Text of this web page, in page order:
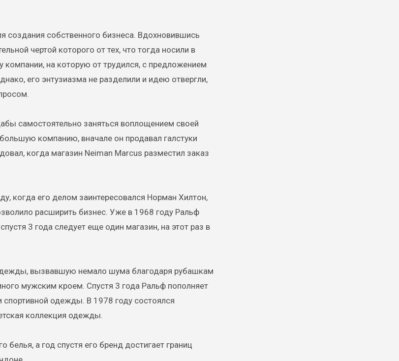
создания собственного бизнеса. Вдохновившись
чертой которого от тех, что тогда носили в
компании, на которую от трудился, с предложением
его энтузиазма не разделили и идею отвергли,
самостоятельно заняться воплощением своей
компанию, вначале он продавал галстуки
когда магазин Neiman Marcus разместил заказ
когда его делом заинтересовался Норман Хилтон,
расширить бизнес. Уже в 1968 году Ральф
спустя 3 года следует еще один магазин, на этот раз в
вызвавшую немало шума благодаря рубашкам
мужским кроем. Спустя 3 года Ральф пополняет
одежды. В 1978 году состоялся
коллекция одежды.
а год спустя его бренд достигает границ